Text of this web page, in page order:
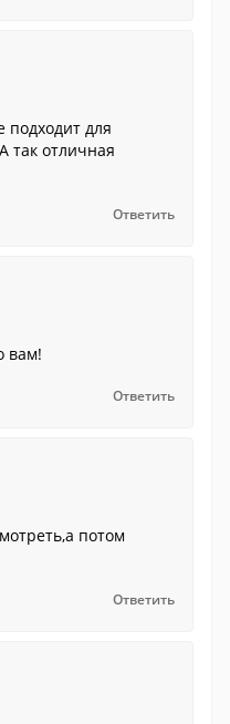
подходит для
так отличная
Ответить
вам!
Ответить
потом
Ответить